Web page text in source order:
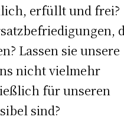
erfüllt und frei?
Lassen sie unsere
nicht vielmehr
für unseren
sind?